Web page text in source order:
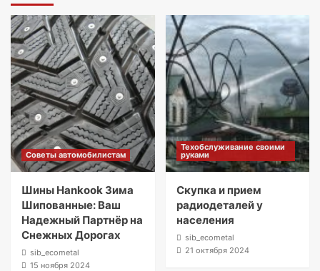
Советы автомобилистам
Шины Hankook Зима
Шипованные: Ваш
Надежный Партнёр на
Снежных Дорогах
sib_ecometal
15 ноября 2024
Техобслуживание своими
руками
Скупка и прием
радиодеталей у
населения
sib_ecometal
21 октября 2024